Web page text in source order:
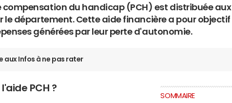
compensation du handicap (PCH) est distribuée aux
le département. Cette aide financière a pour objectif
générées par leur perte d'autonomie.
aux Infos à ne pas rater
SOMMAIRE
PCH ?